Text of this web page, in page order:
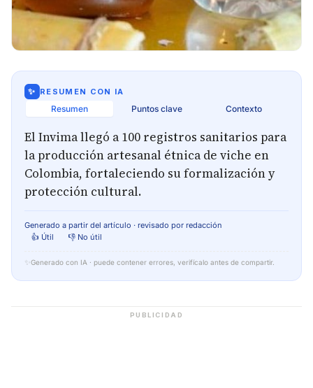
✨ RESUMEN CON IA
Resumen Puntos clave Contexto
El Invima llegó a 100 registros sanitarios para
la producción artesanal étnica de viche en
Colombia, fortaleciendo su formalización y
protección cultural.
Generado a partir del artículo · revisado por redacción
👍 Útil
👎 No útil
✨ Generado con IA · puede contener errores, verifícalo antes de compartir.
PUBLICIDAD